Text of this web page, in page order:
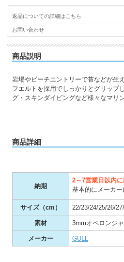
返品についての詳細はこちら
お問い合わせ
商品説明
岩場やビーチエントリーで苔などが生
フエルトを採用でしっかりとグリップ
グ・スキンダイビングなど様々なマリ
商品詳細
納期
2～7営業日以内
基本的にメーカー
サイズ（cm） 22/23/24/25/26/
素材 3mmオペロンジ
メーカー GULL